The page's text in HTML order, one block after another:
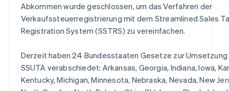
Abkommen wurde geschlossen, um das Verfahren der
Verkaufssteuerregistrierung mit dem Streamlined Sales
Registration System (SSTRS) zu vereinfachen.
Derzeit haben 24 Bundesstaaten Gesetze zur
SSUTA verabschiedet: Arkansas, Georgia, Indiana, Iowa,
Kentucky, Michigan, Minnesota, Nebraska, Nevada, New